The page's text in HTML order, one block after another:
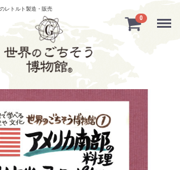
レトルト製造・販売
0 Menu